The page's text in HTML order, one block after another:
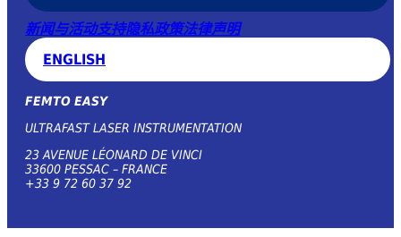
新闻与活动支持隐私政策法律声明
ENGLISH
FEMTO EASY
ULTRAFAST LASER INSTRUMENTATION
23 AVENUE LÉONARD DE VINCI
33600 PESSAC – FRANCE
+33 9 72 60 37 92